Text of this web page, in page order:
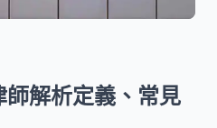
解析定義、常見